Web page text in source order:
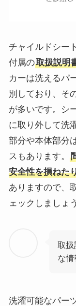
チャイルドシー
付属の取扱説明
カーは洗えるパ
別しており、そ
が多いです。シ
に取り外して洗
部分や本体部分
スもあります。
安全性を損ねた
ありますので、
ェックしましょう
取扱
な
洗濯可能なパー